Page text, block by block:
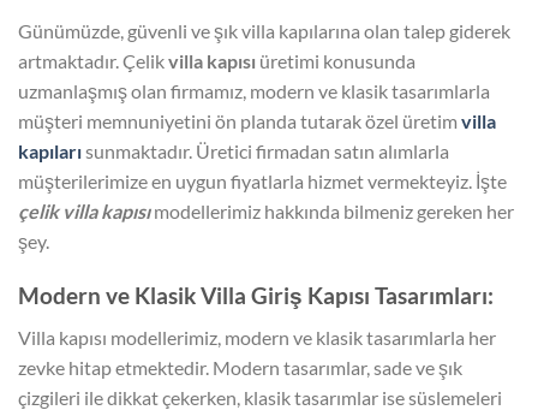
Günümüzde, güvenli ve şık villa kapılarına olan talep giderek
artmaktadır. Çelikvilla kapısı üretimi konusunda
uzmanlaşmış olan firmamız, modern ve klasik tasarımlarla
müşteri memnuniyetini ön planda tutarak özel üretim villa
kapılarısunmaktadır. Üretici firmadan satın alımlarla
müşterilerimize en uygun fiyatlarla hizmet vermekteyiz. İşte
çelik villa kapısımodellerimiz hakkında bilmeniz gereken her
şey.
Modern ve Klasik Villa Giriş Kapısı Tasarımları:
Villa kapısı modellerimiz, modern ve klasik tasarımlarla her
zevke hitap etmektedir. Modern tasarımlar, sade ve şık
çizgileri ile dikkat çekerken, klasik tasarımlar ise süslemeleri